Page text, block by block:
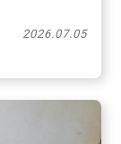
2026.07.05